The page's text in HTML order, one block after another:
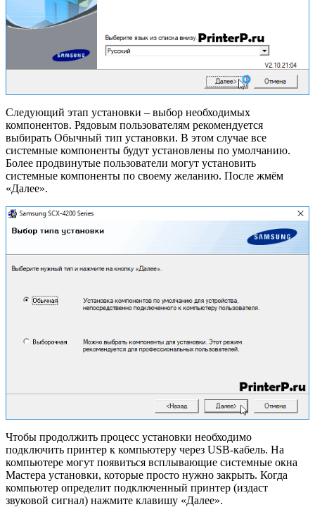
Следующий этап установки – выбор необходимых
компонентов. Рядовым пользователям рекомендуется
выбирать Обычный тип установки. В этом случае все
системные компоненты будут установлены по умолчанию.
Более продвинутые пользователи могут установить
системные компоненты по своему желанию. После жмём
«Далее».
Чтобы продолжить процесс установки необходимо
подключить принтер к компьютеру через USB-кабель. На
компьютере могут появиться всплывающие системные окна
Мастера установки, которые просто нужно закрыть. Когда
компьютер определит подключенный принтер (издаст
звуковой сигнал) нажмите клавишу «Далее».